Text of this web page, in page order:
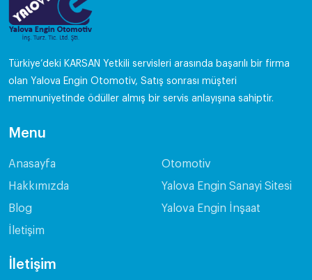
Türkiye’deki KARSAN Yetkili servisleri arasında başarılı bir firma
olan Yalova Engin Otomotiv, Satış sonrası müşteri
memnuniyetinde ödüller almış bir servis anlayışına sahiptir.
Menu
Anasayfa
Hakkımızda
Blog
İletişim
Otomotiv
Yalova Engin Sanayi Sitesi
Yalova Engin İnşaat
İletişim